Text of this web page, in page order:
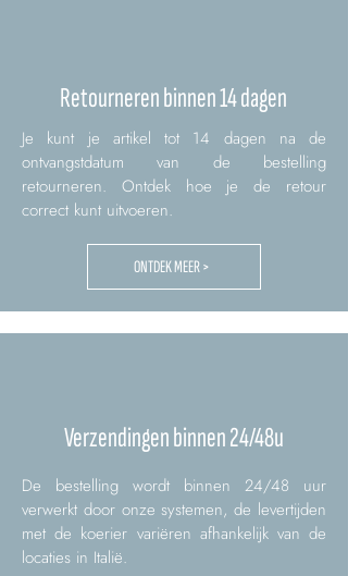
Retourneren binnen 14 dagen
Je kunt je artikel tot 14 dagen na de
ontvangstdatum van de bestelling
retourneren. Ontdek hoe je de retour
correct kunt uitvoeren.
ONTDEK MEER >
Verzendingen binnen 24/48u
De bestelling wordt binnen 24/48 uur
verwerkt door onze systemen, de levertijden
met de koerier variëren afhankelijk van de
locaties in Italië.